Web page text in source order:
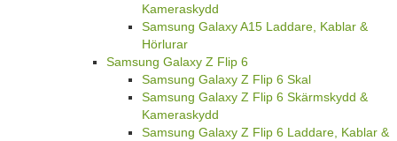
Kameraskydd
Samsung Galaxy A15 Laddare, Kablar &
Hörlurar
Samsung Galaxy Z Flip 6
Samsung Galaxy Z Flip 6 Skal
Samsung Galaxy Z Flip 6 Skärmskydd &
Kameraskydd
Samsung Galaxy Z Flip 6 Laddare, Kablar &